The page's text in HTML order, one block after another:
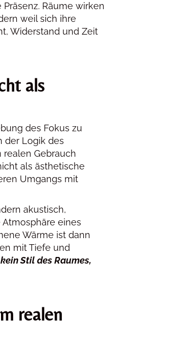
Räume wirken
weil sich ihre
Widerstand und Zeit
als
des Fokus zu
der Logik des
realen Gebrauch
als ästhetische
Umgangs mit
akustisch,
eines
Wärme ist dann
mit Tiefe und
Stil des Raumes,
realen